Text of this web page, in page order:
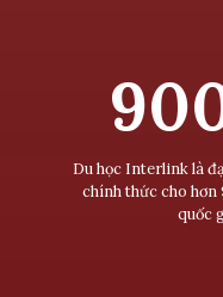
Du học Interlink là
chính thức cho
quốc